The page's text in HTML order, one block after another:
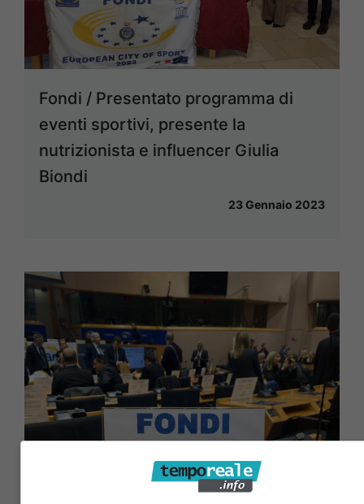
Fondi / Presentato programma di
eventi sportivi, presente la
nutrizionista e influencer Giulia
Biondi
23 Gennaio 2023